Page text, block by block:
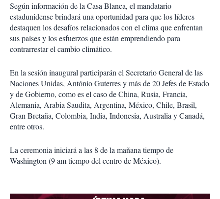
Según información de la Casa Blanca, el mandatario
estadunidense brindará una oportunidad para que los líderes
destaquen los desafíos relacionados con el clima que enfrentan
sus países y los esfuerzos que están emprendiendo para
contrarrestar el cambio climático.
En la sesión inaugural participarán el Secretario General de las
Naciones Unidas, António Guterres y más de 20 Jefes de Estado
y de Gobierno, como es el caso de China, Rusia, Francia,
Alemania, Arabia Saudita, Argentina, México, Chile, Brasil,
Gran Bretaña, Colombia, India, Indonesia, Australia y Canadá,
entre otros.
La ceremonia iniciará a las 8 de la mañana tiempo de
Washington (9 am tiempo del centro de México).